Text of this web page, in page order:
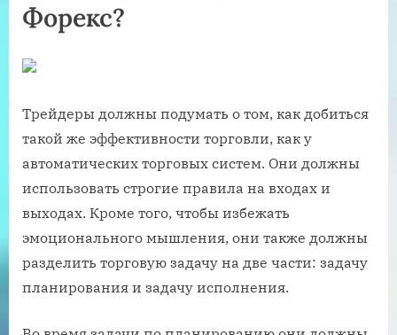
Форекс?
Трейдеры должны подумать о том, как добиться
такой же эффективности торговли, как у
автоматических торговых систем. Они должны
использовать строгие правила на входах и
выходах. Кроме того, чтобы избежать
эмоционального мышления, они также должны
разделить торговую задачу на две части: задачу
планирования и задачу исполнения.